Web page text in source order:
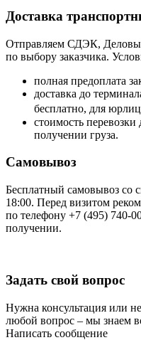
Доставка
Отправляем СДЭК,
по выбору заказчика.
полная предоплата
доставка до
бесплатно, для
стоимость перевозки
получении груза.
Самовывоз
Бесплатный самовывоз со
18:00. Перед визитом
по телефону +7 (495) 740-
получении.
Задать свой вопрос
Нужна консультация или
любой вопрос – мы знаем
Написать сообщение